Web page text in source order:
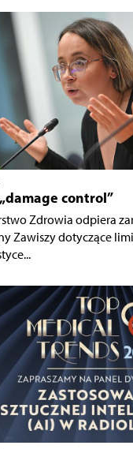
control”
Zdrowia odpiera
Zawiszy dotyczące